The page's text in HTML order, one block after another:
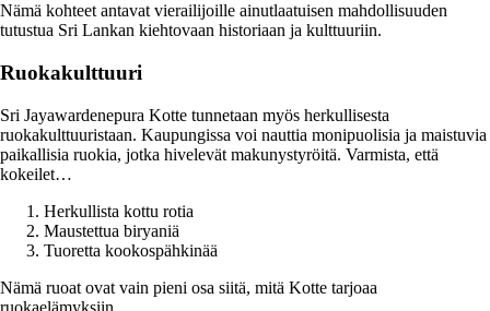
Nämä kohteet antavat vierailijoille ainutlaatuisen mahdollisuuden
tutustua Sri Lankan kiehtovaan historiaan ja kulttuuriin.
Ruokakulttuuri
Sri Jayawardenepura Kotte tunnetaan myös herkullisesta
ruokakulttuuristaan. Kaupungissa voi nauttia monipuolisia ja maistuvia
paikallisia ruokia, jotka hivelevät makunystyröitä. Varmista, että
kokeilet…
Herkullista kottu rotia
Maustettua biryaniä
Tuoretta kookospähkinää
Nämä ruoat ovat vain pieni osa siitä, mitä Kotte tarjoaa
ruokaelämyksiin.